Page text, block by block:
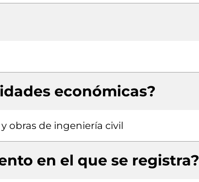
económicas?
obras de ingeniería civil
en el que se registra?